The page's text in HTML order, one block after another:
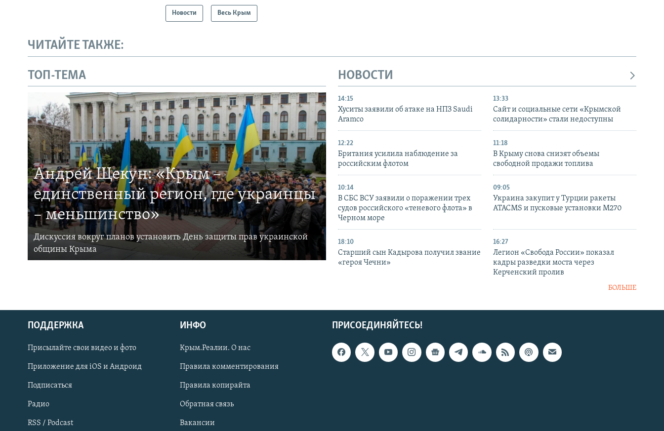
Українською
Qırımtatar
ПРИСОЕДИНЯЙТЕСЬ!
Новости Весь Крым
ЧИТАЙТЕ ТАКЖЕ:
ТОП-ТЕМА
Андрей Щекун: «Крым –
единственный регион, где украинцы
– меньшинство»
Дискуссия вокруг планов установить День защиты прав украинской
общины Крыма
НОВОСТИ
14:15
Хуситы заявили об атаке на НПЗ Saudi
Aramco
13:33
Сайт и социальные сети «Крымской
солидарности» стали недоступны
12:22
Британия усилила наблюдение за
российским флотом
11:18
В Крыму снова снизят объемы
свободной продажи топлива
10:14
В СБС ВСУ заявили о поражении трех
судов российского «теневого флота» в
Черном море
09:05
Украина закупит у Турции ракеты
ATACMS и пусковые установки M270
18:10
Старший сын Кадырова получил звание
«героя Чечни»
16:27
Легион «Свобода России» показал
кадры разведки моста через
Керченский пролив
БОЛЬШЕ
ПРИСОЕДИНЯЙТЕСЬ!
ПОДДЕРЖКА
Присылайте свои видео и фото
Приложение для iOS и Андроид
Подписаться
Радио
RSS / Podcast
ИНФО
Крым.Реалии. О нас
Правила комментирования
Правила копирайта
Обратная связь
Вакансии